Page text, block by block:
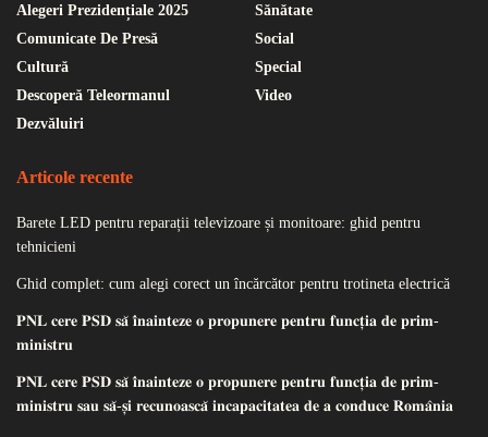
Alegeri Prezidențiale 2025
Comunicate De Presă
Cultură
Descoperă Teleormanul
Dezvăluiri
Sănătate
Social
Special
Video
Articole recente
Barete LED pentru reparații televizoare și monitoare: ghid pentru
tehnicieni
Ghid complet: cum alegi corect un încărcător pentru trotineta electrică
𝐏𝐍𝐋 𝐜𝐞𝐫𝐞 𝐏𝐒𝐃 𝐬𝐚̆ 𝐢̂𝐧𝐚𝐢𝐧𝐭𝐞𝐳𝐞 𝐨 𝐩𝐫𝐨𝐩𝐮𝐧𝐞𝐫𝐞 𝐩𝐞𝐧𝐭𝐫𝐮 𝐟𝐮𝐧𝐜𝐭̦𝐢𝐚 𝐝𝐞 𝐩𝐫𝐢𝐦-
𝐦𝐢𝐧𝐢𝐬𝐭𝐫𝐮
𝐏𝐍𝐋 𝐜𝐞𝐫𝐞 𝐏𝐒𝐃 𝐬𝐚̆ 𝐢̂𝐧𝐚𝐢𝐧𝐭𝐞𝐳𝐞 𝐨 𝐩𝐫𝐨𝐩𝐮𝐧𝐞𝐫𝐞 𝐩𝐞𝐧𝐭𝐫𝐮 𝐟𝐮𝐧𝐜𝐭̦𝐢𝐚 𝐝𝐞 𝐩𝐫𝐢𝐦-
𝐦𝐢𝐧𝐢𝐬𝐭𝐫𝐮 𝐬𝐚𝐮 𝐬𝐚̆-𝐬̦𝐢 𝐫𝐞𝐜𝐮𝐧𝐨𝐚𝐬𝐜𝐚̆ 𝐢𝐧𝐜𝐚𝐩𝐚𝐜𝐢𝐭𝐚𝐭𝐞𝐚 𝐝𝐞 𝐚 𝐜𝐨𝐧𝐝𝐮𝐜𝐞 𝐑𝐨𝐦𝐚̂𝐧𝐢𝐚